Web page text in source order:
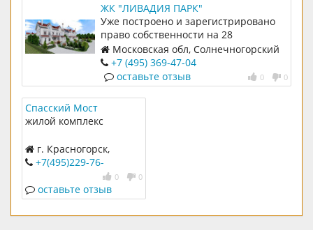
ЖК "ЛИВАДИЯ ПАРК"
Уже построено и зарегистрировано
право собственности на 28
домовладений
Московская обл, Солнечногорский
р-н, д. Юрлово, квартал Парковый, ул.
Ливадийская
+7 (495) 369-47-04
0 0
оставьте отзыв
Спасский Мост
жилой комплекс
г. Красногорск,
Спасская, к9
+7(495)229-76-
+7(495)748-77-880 0
оставьте отзыв